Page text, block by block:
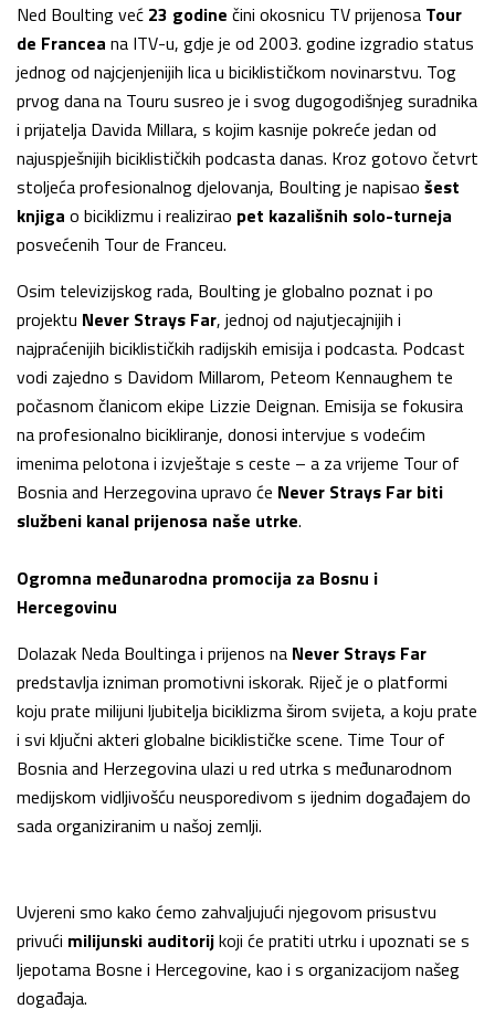
Ned Boulting već 23 godine čini okosnicu TV prijenosa Tour
de Francea na ITV-u, gdje je od 2003. godine izgradio status
jednog od najcjenjenijih lica u biciklističkom novinarstvu. Tog
prvog dana na Touru susreo je i svog dugogodišnjeg suradnika
i prijatelja Davida Millara, s kojim kasnije pokreće jedan od
najuspješnijih biciklističkih podcasta danas. Kroz gotovo četvrt
stoljeća profesionalnog djelovanja, Boulting je napisao šest
knjiga o biciklizmu i realizirao pet kazališnih solo-turneja
posvećenih Tour de Franceu.
Osim televizijskog rada, Boulting je globalno poznat i po
projektu Never Strays Far, jednoj od najutjecajnijih i
najpraćenijih biciklističkih radijskih emisija i podcasta. Podcast
vodi zajedno s Davidom Millarom, Peteom Kennaughem te
počasnom članicom ekipe Lizzie Deignan. Emisija se fokusira
na profesionalno bicikliranje, donosi intervjue s vodećim
imenima pelotona i izvještaje s ceste – a za vrijeme Tour of
Bosnia and Herzegovina upravo će Never Strays Far biti
službeni kanal prijenosa naše utrke.
Ogromna međunarodna promocija za Bosnu i
Hercegovinu
Dolazak Neda Boultinga i prijenos na Never Strays Far
predstavlja izniman promotivni iskorak. Riječ je o platformi
koju prate milijuni ljubitelja biciklizma širom svijeta, a koju prate
i svi ključni akteri globalne biciklističke scene. Time Tour of
Bosnia and Herzegovina ulazi u red utrka s međunarodnom
medijskom vidljivošću neusporedivom s ijednim događajem do
sada organiziranim u našoj zemlji.
Uvjereni smo kako ćemo zahvaljujući njegovom prisustvu
privući milijunski auditorijkoji će pratiti utrku i upoznati se s
ljepotama Bosne i Hercegovine, kao i s organizacijom našeg
događaja.